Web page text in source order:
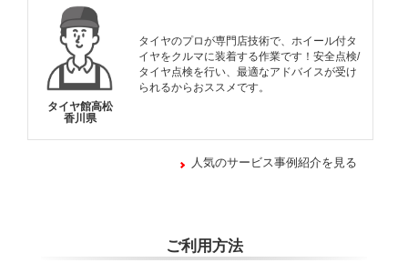
タイヤ館高松
香川県
タイヤのプロが専門店技術で、ホイール付タ
イヤをクルマに装着する作業です！安全点検/
タイヤ点検を行い、最適なアドバイスが受け
られるからおススメです。
人気のサービス事例紹介を見る
ご利用方法